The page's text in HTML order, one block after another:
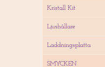
Kristall Kit
Ljushållare
Laddningsplatta
SMYCKEN